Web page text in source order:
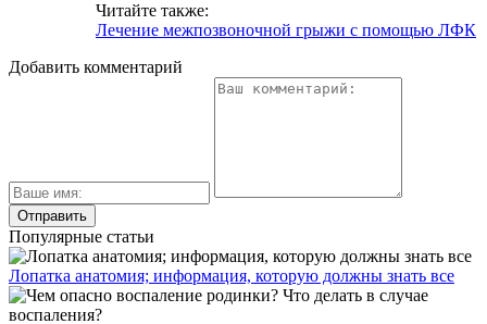
Читайте также:
Лечение межпозвоночной грыжи с помощью ЛФК
Добавить комментарий
Популярные статьи
Лопатка анатомия; информация, которую должны знать все